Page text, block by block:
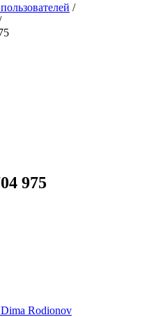
/
975
Rodionov